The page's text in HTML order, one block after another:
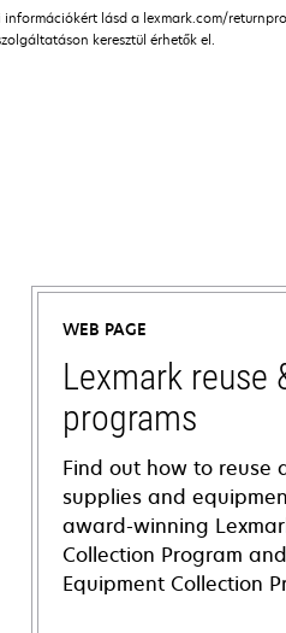
lásd a lexmark.com/
keresztül érhetők el.
WEB PAGE
Lexmark reuse
programs
Find out how to reuse
supplies and
award-winning
Collection Program
Equipment Collection